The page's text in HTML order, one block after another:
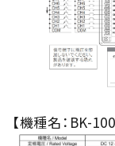
【機種名：BK-